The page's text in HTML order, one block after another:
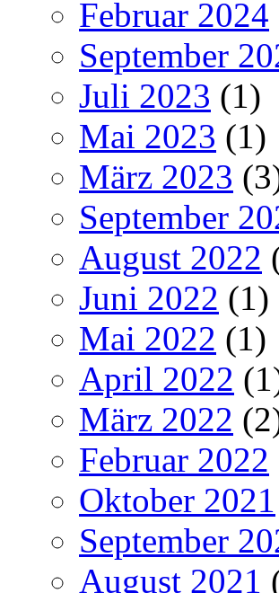
Februar 2024
September
Juli 2023 (1)
Mai 2023 (1)
März 2023
September
August 2022
Juni 2022 (1)
Mai 2022 (1)
April 2022
März 2022
Februar 2022
Oktober 2021
September
August 2021